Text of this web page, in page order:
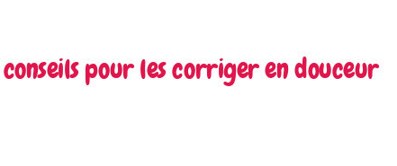
pour les corriger en douceur